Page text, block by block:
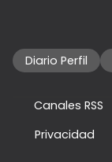
Diario Perfil
Canales RSS
Privacidad